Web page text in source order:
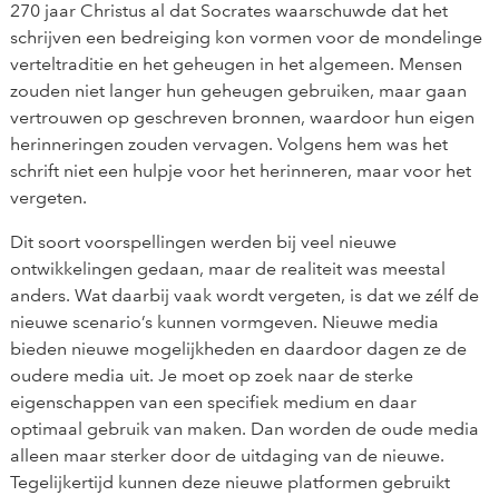
270 jaar Christus al dat Socrates waarschuwde dat het
schrijven een bedreiging kon vormen voor de mondelinge
verteltraditie en het geheugen in het algemeen. Mensen
zouden niet langer hun geheugen gebruiken, maar gaan
vertrouwen op geschreven bronnen, waardoor hun eigen
herinneringen zouden vervagen. Volgens hem was het
schrift niet een hulpje voor het herinneren, maar voor het
vergeten.
Dit soort voorspellingen werden bij veel nieuwe
ontwikkelingen gedaan, maar de realiteit was meestal
anders. Wat daarbij vaak wordt vergeten, is dat we zélf de
nieuwe scenario’s kunnen vormgeven. Nieuwe media
bieden nieuwe mogelijkheden en daardoor dagen ze de
oudere media uit. Je moet op zoek naar de sterke
eigenschappen van een specifiek medium en daar
optimaal gebruik van maken. Dan worden de oude media
alleen maar sterker door de uitdaging van de nieuwe.
Tegelijkertijd kunnen deze nieuwe platformen gebruikt